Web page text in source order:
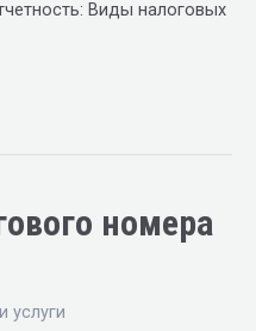
Виды налоговых
номера
услуги